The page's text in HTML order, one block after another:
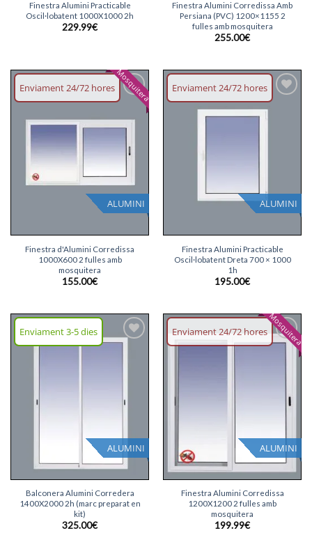
Finestra Alumini Practicable
Oscil·lobatent 1000X1000 2h
229.99€
Finestra Alumini Corredissa Amb
Persiana (PVC) 1200×1155 2
fulles amb mosquitera
255.00€
Enviament 24/72 hores
ALUMINI
Mosquitera
Afegeix
Finestra d'Alumini Corredissa
1000X600 2 fulles amb
mosquitera
155.00€
Enviament 24/72 hores
ALUMINI
Afegeix
Finestra Alumini Practicable
Oscil·lobatent Dreta 700 × 1000
1h
195.00€
Enviament 3-5 dies
ALUMINI
Balconera Alumini Corredera
1400X2000 2h (marc preparat en
kit)
325.00€
Enviament 24/72 hores
ALUMINI
Mosquitera
Afegeix
Finestra Alumini Corredissa
1200X1200 2 fulles amb
mosquitera
199.99€